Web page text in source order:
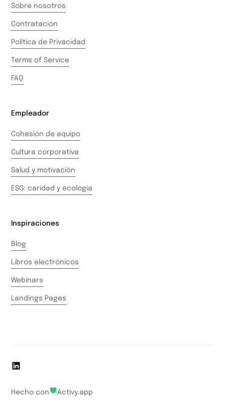
Sobre nosotros
Contratación
Política de Privacidad
Terms of Service
FAQ
Empleador
Cohesión de equipo
Cultura corporativa
Salud y motivación
ESG: caridad y ecología
Inspiraciones
Blog
Libros electrónicos
Webinars
Landings Pages
Hecho con Activy.app